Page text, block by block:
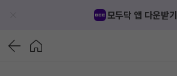
모두닥 앱 다운받기